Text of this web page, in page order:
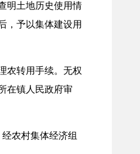
明土地历史使用情
，予以集体建设用
农转用手续。无权
在镇人民政府审
农村集体经济组